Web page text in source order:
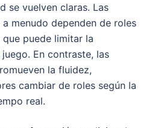
se vuelven claras. Las
menudo dependen de roles
puede limitar la
En contraste, las
la fluidez,
cambiar de roles según la
real.